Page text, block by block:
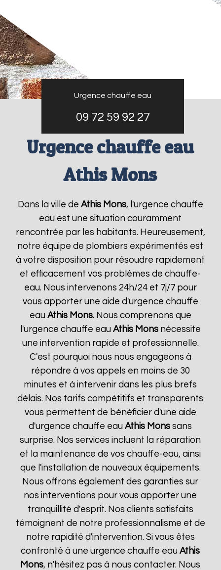
Urgence chauffe eau
09 72 59 92 27
Urgence chauffe eau
Athis Mons
Dans la ville de Athis Mons, l'urgence chauffe
eau est une situation couramment
rencontrée par les habitants. Heureusement,
notre équipe de plombiers expérimentés est
à votre disposition pour résoudre rapidement
et efficacement vos problèmes de chauffe-
eau. Nous intervenons 24h/24 et 7j/7 pour
vous apporter une aide d'urgence chauffe
eau Athis Mons. Nous comprenons que
l'urgence chauffe eau Athis Monsnécessite
une intervention rapide et professionnelle.
C'est pourquoi nous nous engageons à
répondre à vos appels en moins de 30
minutes et à intervenir dans les plus brefs
délais. Nos tarifs compétitifs et transparents
vous permettent de bénéficier d'une aide
d'urgence chauffe eauAthis Mons sans
surprise. Nos services incluent la réparation
et la maintenance de vos chauffe-eau, ainsi
que l'installation de nouveaux équipements.
Nous offrons également des garanties sur
nos interventions pour vous apporter une
tranquillité d'esprit. Nos clients satisfaits
témoignent de notre professionnalisme et de
notre rapidité d'intervention. Si vous êtes
confronté à une urgence chauffe eauAthis
Mons, n'hésitez pas à nous contacter. Nous